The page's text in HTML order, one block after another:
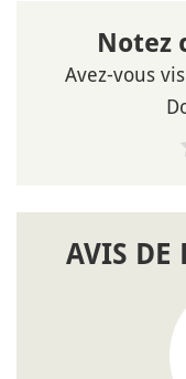
Notez
Avez-vous
AVIS DE